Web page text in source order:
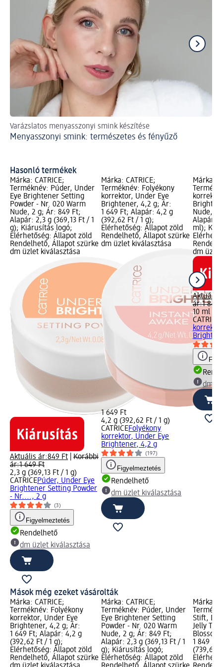
Varázslatos menyasszonyi smink készítése
Menyasszonyi smink: természetes és fényűző
Hasonló termékek
Márka: CATRICE;
Terméknév: Púder, Under
Eye Brightener Setting
Powder - Nr. 020 Warm
Nude, 2 g; Ár: 849 Ft;
Alapár: 2,3 g (369,13 Ft / 1
g); Kiárusítás logó;
Elérhetőség: Állapot zöld
Rendelhető, Állapot szürke
dm üzlet kiválasztása
Aktuális ár:849 Ft
Korábbi
ár:1 649 Ft
2,3 g (369,13 Ft / 1 g)
CATRICEPúder, Under Eye
Brightener Setting Powder
- Nr...., 2 g
(3)
Figyelmeztetés
Rendelhető
dm üzlet kiválasztása
Márka: CATRICE;
Terméknév: Folyékony
korrektor, Under Eye
Brightener, 4,2 g; Ár:
1 649 Ft; Alapár: 4,2 g
(392,62 Ft / 1 g);
Elérhetőség: Állapot zöld
Rendelhető, Állapot szürke
dm üzlet kiválasztása
1 649 Ft
4,2 g (392,62 Ft / 1 g)
CATRICEFolyékony
korrektor, Under Eye
Brightener, 4,2 g
(197)
Figyelmeztetés
Rendelhető
dm üzlet kiválasztása
Márka:
Nude,
Alapár:
ml);
dm
Aktuális
ár:1 849
10 ml
CATRICE
dm
Mások még ezeket vásárolták
Márka: CATRICE;
Terméknév: Folyékony
korrektor, Under Eye
Brightener, 4,2 g; Ár:
1 649 Ft; Alapár: 4,2 g
(392,62 Ft / 1 g);
Elérhetőség: Állapot zöld
Rendelhető, Állapot szürke
Márka: CATRICE;
Terméknév: Púder, Under
Eye Brightener Setting
Powder - Nr. 020 Warm
Nude, 2 g; Ár: 849 Ft;
Alapár: 2,3 g (369,13 Ft / 1
g); Kiárusítás logó;
Elérhetőség: Állapot zöld
Márka:
Stift,
Jelly
1 849
(739,60